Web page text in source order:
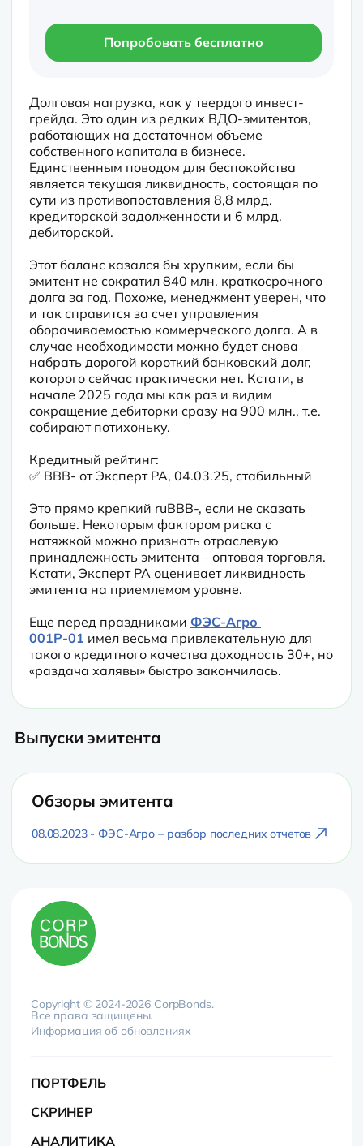
Попробовать бесплатно
Долговая нагрузка, как у твердого инвест-
грейда. Это один из редких ВДО-эмитентов,
работающих на достаточном объеме
собственного капитала в бизнесе.
Единственным поводом для беспокойства
является текущая ликвидность, состоящая по
сути из противопоставления 8,8 млрд.
кредиторской задолженности и 6 млрд.
дебиторской.
Этот баланс казался бы хрупким, если бы
эмитент не сократил 840 млн. краткосрочного
долга за год. Похоже, менеджмент уверен, что
и так справится за счет управления
оборачиваемостью коммерческого долга. А в
случае необходимости можно будет снова
набрать дорогой короткий банковский долг,
которого сейчас практически нет. Кстати, в
начале 2025 года мы как раз и видим
сокращение дебиторки сразу на 900 млн., т.е.
собирают потихоньку.
Кредитный рейтинг:
✅ BBB- от Эксперт РА, 04.03.25, стабильный
Это прямо крепкий ruBBB-, если не сказать
больше. Некоторым фактором риска с
натяжкой можно признать отраслевую
принадлежность эмитента – оптовая торговля.
Кстати, Эксперт РА оценивает ликвидность
эмитента на приемлемом уровне.
Еще перед праздниками ФЭС-Агро
001Р-01 имел весьма привлекательную для
такого кредитного качества доходность 30+, но
«раздача халявы» быстро закончилась.
Выпуски эмитента
Обзоры эмитента
08.08.2023 - ФЭС-Агро – разбор последних отчетов
Copyright © 2024-2026 CorpBonds.
Все права защищены.
Информация об обновлениях
ПОРТФЕЛЬ
СКРИНЕР
АНАЛИТИКА